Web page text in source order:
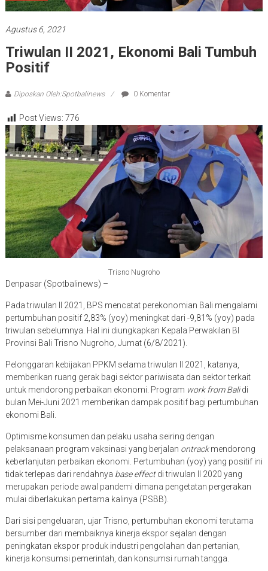
Agustus 6, 2021
Triwulan II 2021, Ekonomi Bali Tumbuh
Positif
Diposkan Oleh:Spotbalinews 0 Komentar
Post Views: 776
Trisno Nugroho
Denpasar (Spotbalinews) –
Pada triwulan II 2021, BPS mencatat perekonomian Bali mengalami
pertumbuhan positif 2,83% (yoy) meningkat dari -9,81% (yoy) pada
triwulan sebelumnya. Hal ini diungkapkan Kepala Perwakilan BI
Provinsi Bali Trisno Nugroho, Jumat (6/8/2021).
Pelonggaran kebijakan PPKM selama triwulan II 2021, katanya,
memberikan ruang gerak bagi sektor pariwisata dan sektor terkait
untuk mendorong perbaikan ekonomi. Program work from Balidi
bulan Mei-Juni 2021 memberikan dampak positif bagi pertumbuhan
ekonomi Bali.
Optimisme konsumen dan pelaku usaha seiring dengan
pelaksanaan program vaksinasi yang berjalan ontrackmendorong
keberlanjutan perbaikan ekonomi. Pertumbuhan (yoy) yang positif ini
tidak terlepas dari rendahnya base effectdi triwulan II 2020 yang
merupakan periode awal pandemi dimana pengetatan pergerakan
mulai diberlakukan pertama kalinya (PSBB).
Dari sisi pengeluaran, ujar Trisno, pertumbuhan ekonomi terutama
bersumber dari membaiknya kinerja ekspor sejalan dengan
peningkatan ekspor produk industri pengolahan dan pertanian,
kinerja konsumsi pemerintah, dan konsumsi rumah tangga.